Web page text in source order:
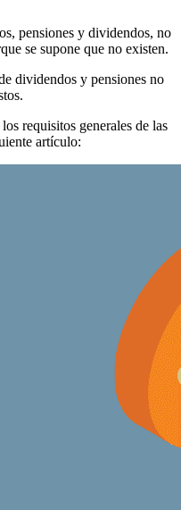
pensiones y dividendos, no
se supone que no existen.
dividendos y pensiones no
requisitos generales de las
artículo: